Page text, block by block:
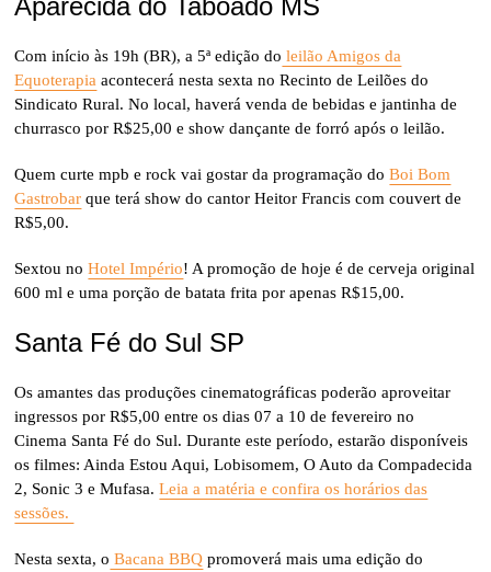
Com início às 19h (BR), a 5ª edição do leilão Amigos da
Equoterapia acontecerá nesta sexta no Recinto de Leilões do
Sindicato Rural. No local, haverá venda de bebidas e jantinha de
churrasco por R$25,00 e show dançante de forró após o leilão.
Quem curte mpb e rock vai gostar da programação doBoi Bom
Gastrobar que terá show do cantor Heitor Francis com couvert de
R$5,00.
Sextou noHotel Império! A promoção de hoje é de cerveja original
600 ml e uma porção de batata frita por apenas R$15,00.
Santa Fé do Sul SP
Os amantes das produções cinematográficas poderão aproveitar
ingressos por R$5,00 entre os dias 07 a 10 de fevereiro no
Cinema Santa Fé do Sul. Durante este período, estarão disponíveis
os filmes: Ainda Estou Aqui, Lobisomem, O Auto da Compadecida
2, Sonic 3 e Mufasa.Leia a matéria e confira os horários das
sessões.
Nesta sexta, o Bacana BBQ promoverá mais uma edição do